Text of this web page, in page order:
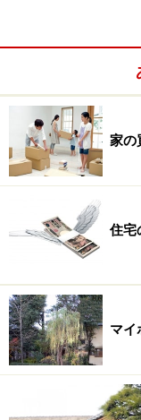
では、
※記事内容は執筆時
家の
住宅
マイ